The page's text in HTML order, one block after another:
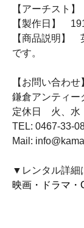
【アーチスト
【製作日】
【商品説明】
です。
【お問い合わせ
鎌倉アンティー
定休日 火、水
TEL: 0467-33-
Mail:
▼レンタル詳細
映画・ドラマ・